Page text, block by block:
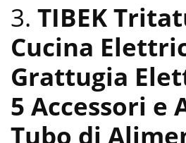
3. TIBEK
Cucina
Grattugia
5 Accessori e
Tubo di